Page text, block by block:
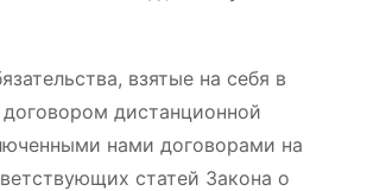
взятые на себя в
договором дистанционной
нами договорами на
статей Закона о